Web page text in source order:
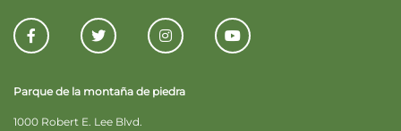
Parque de la montaña de piedra
1000 Robert E. Lee Blvd.